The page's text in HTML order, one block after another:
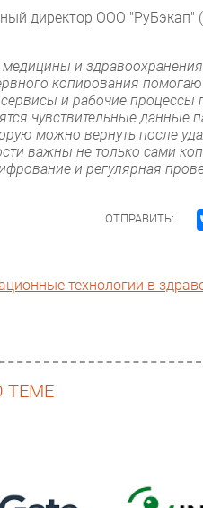
директор ООО "РуБэкап"
и
копирования
и рабочие процессы
чувствительные данные
можно вернуть после
важны не только сами
и регулярная
ОТПРАВИТЬ:
технологии в
ТЕМЕ